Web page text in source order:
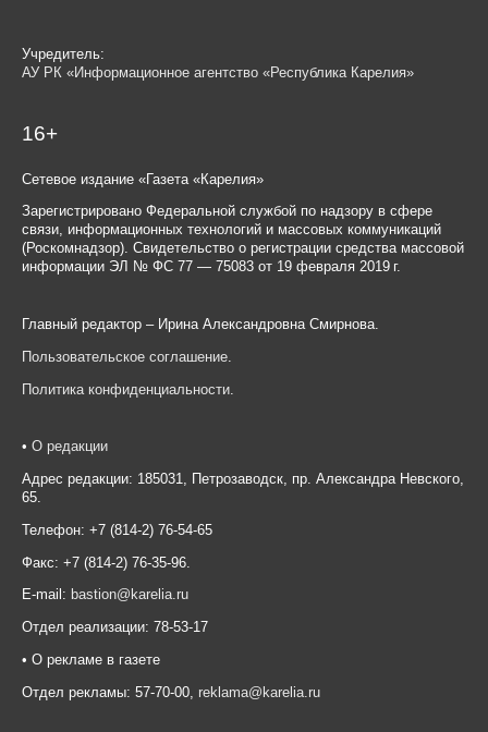
Учредитель:
АУ РК «Информационное агентство «Республика Карелия»
16+
Сетевое издание «Газета «Карелия»
Зарегистрировано Федеральной службой по надзору в сфере
связи, информационных технологий и массовых коммуникаций
(Роскомнадзор). Свидетельство о регистрации средства массовой
информации ЭЛ № ФС 77 — 75083 от 19 февраля 2019 г.
Главный редактор – Ирина Александровна Смирнова.
Пользовательское соглашение
Политика конфиденциальности
• О редакции
Адрес редакции: 185031, Петрозаводск, пр. Александра Невского,
65.
Телефон: +7 (814-2) 76-54-65
Факс: +7 (814-2) 76-35-96.
E-mail: bastion@karelia.ru
Отдел реализации: 78-53-17
• О рекламе в газете
Отдел рекламы: 57-70-00, reklama@karelia.ru